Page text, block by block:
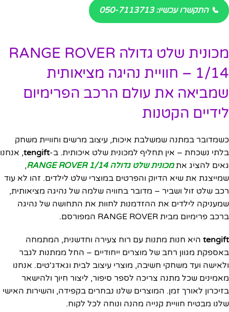
📞 התקשרו עכשיו: 050-7113713
מכונית שלט גדולה RANGE ROVER
1/14 – חוויית נהיגה מציאותית
שמביאה את עולם הרכב הפרימיום
לידיים הקטנות
כשמדובר במתנה שמשלבת איכות, עיצוב מרשים וחוויית משחק
בלתי נשכחת – אין תחליף למכונית שלט איכותית. ב-tengift, אנחנו
גאים להציג אתמכונית שלט גדולה RANGE ROVER 1/14
,
שמייצגת את שיא הדיוק והפרטים במוצרי שלט לילדים. זהו לא עוד
רכב שלט זול ושביר – מדובר בחוויה שלמה של נהיגה מציאותית,
שמעניקה לילדים את ההזדמנות לחוות את התחושה של נהיגה
ברכב פרימיום מבית RANGE ROVER המפורסם.
tengift היא חנות מתנות עם רוח צעירה וחדשנית, המתמחה
באספקת מגוון רחב של מוצרים ייחודיים – החל ממתנות לגבר
ולאישה ועד משחקי חשיבה, מוצרי עיצוב לבית וגאדג'טים. אנחנו
מאמינים שכל מתנה צריכה לספר סיפור, ליצור חיוך ולהישאר
בזיכרון לאורך זמן. המוצרים שלנו נבחרים בקפידה, והשירות האישי
שלנו מבטיח חוויית קנייה מהנה ונוחה לכל לקוח.